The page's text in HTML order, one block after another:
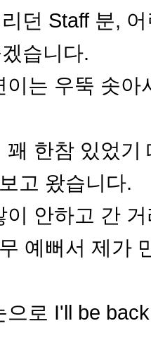
던 Staff 분,
습니다.
이는 우뚝 솟아
꽤 한참 있었
고 왔습니다.
이 안하고 간
예뻐서 제가
으로 I'll be